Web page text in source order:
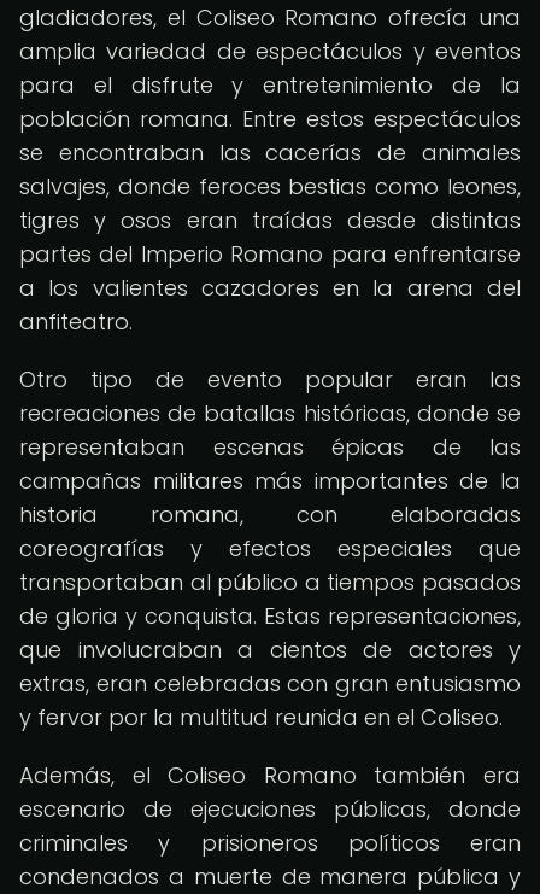
gladiadores, el Coliseo Romano ofrecía una
amplia variedad de espectáculos y eventos
para el disfrute y entretenimiento de la
población romana. Entre estos espectáculos
se encontraban las cacerías de animales
salvajes, donde feroces bestias como leones,
tigres y osos eran traídas desde distintas
partes del Imperio Romano para enfrentarse
a los valientes cazadores en la arena del
anfiteatro.
Otro tipo de evento popular eran las
recreaciones de batallas históricas, donde se
representaban escenas épicas de las
campañas militares más importantes de la
historia romana, con elaboradas
coreografías y efectos especiales que
transportaban al público a tiempos pasados
de gloria y conquista. Estas representaciones,
que involucraban a cientos de actores y
extras, eran celebradas con gran entusiasmo
y fervor por la multitud reunida en el Coliseo.
Además, el Coliseo Romano también era
escenario de ejecuciones públicas, donde
criminales y prisioneros políticos eran
condenados a muerte de manera pública y